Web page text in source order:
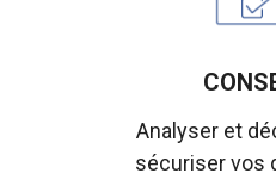
Analyser et
sécuriser vos